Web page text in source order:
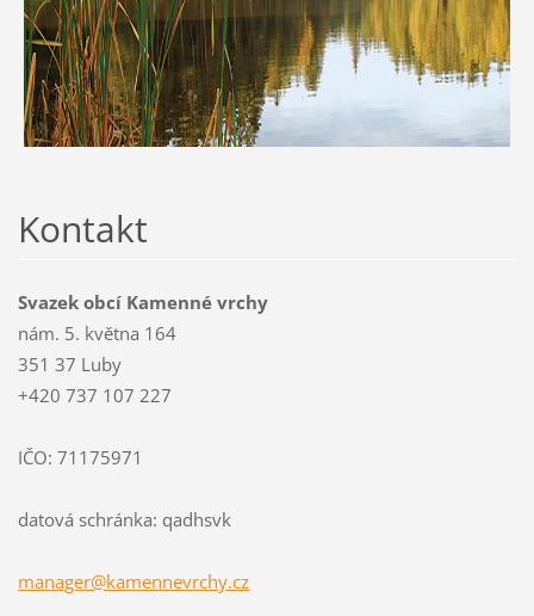
Kontakt
Svazek obcí Kamenné vrchy
nám. 5. května 164
351 37 Luby
+420 737 107 227
IČO: 71175971
datová schránka: qadhsvk
manager@kamennevrchy.cz